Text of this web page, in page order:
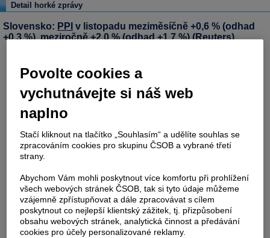
Detail horké zprávy
Slovensko: PPI v listopadu meziměsíčně +0,6 % (odhad
+0,3 %), meziročně +2,0 % (odhad +1,7 %) (Reuters)
Povolte cookies a
vychutnávejte si náš web
naplno
Stačí kliknout na tlačítko „Souhlasím“ a udělíte souhlas se
zpracováním cookies pro skupinu ČSOB a vybrané třetí
strany.
Abychom Vám mohli poskytnout více komfortu při prohlížení
všech webových stránek ČSOB, tak si tyto údaje můžeme
vzájemně zpřístupňovat a dále zpracovávat s cílem
poskytnout co nejlepší klientský zážitek, tj. přizpůsobení
obsahu webových stránek, analytická činnost a předávání
cookies pro účely personalizované reklamy.